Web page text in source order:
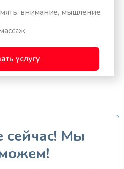
внимание, мышление
услугу
сейчас! Мы